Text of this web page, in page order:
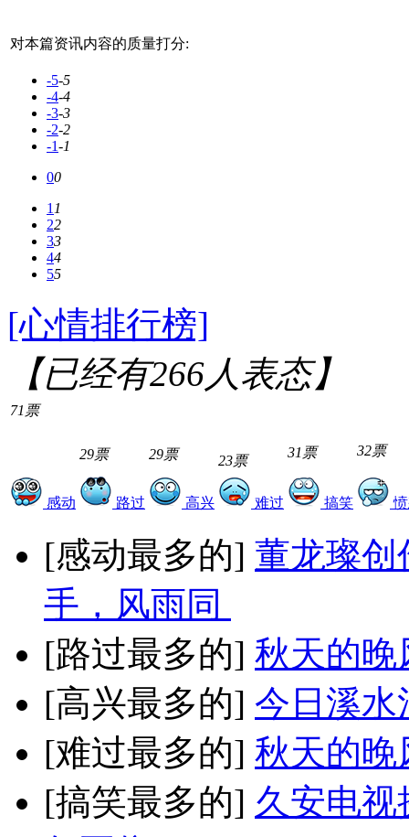
对本篇资讯内容的质量打分:
-5-5
-4-4
-3-3
-2-2
-1-1
00
11
22
33
44
55
[心情排行榜]
【已经有266人表态】
71票
感动
29票
路过
29票
高兴
23票
难过
31票
搞笑
32票
[感动最多的] 董龙璨创
手，风雨同
[路过最多的] 秋天的晚
[高兴最多的] 今日溪水
[难过最多的] 秋天的晚
[搞笑最多的] 久安电